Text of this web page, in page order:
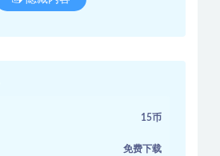
15币
免费下载